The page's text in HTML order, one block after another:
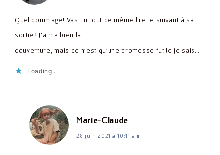
Quel dommage! Vas-tu tout de même lire le suivant à sa
sortie? J’aime bien la
couverture, mais ce n’est qu’une promesse futile je sais…
Loading...
Marie-Claudedit :
28 juin 2021 à 10:11 am